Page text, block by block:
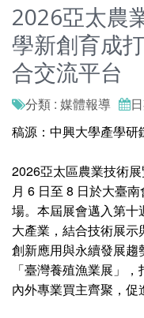
2026亞太農
學新創育成
合交流平台
分類 : 媒體報導
稿源：中興大學產學研
2026亞太區農業技術
月 6 日至 8 日於大臺
場。本屆展會邁入第
大產業，結合技術展
創新應用與永續發展趨
「臺灣養殖漁業展」
內外專業買主齊聚，促